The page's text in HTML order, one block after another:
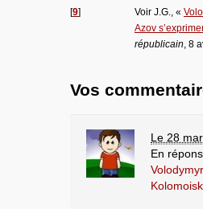
[9] Voir J.G., «
Azov
républicain, 8
Vos
Le 28
En